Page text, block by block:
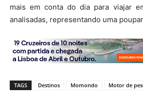
mais em conta do dia para viajar
analisadas, representando uma
TAGS Destinos Momondo Motor de